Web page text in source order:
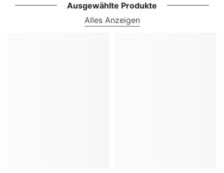
Ausgewählte Produkte
Alles Anzeigen